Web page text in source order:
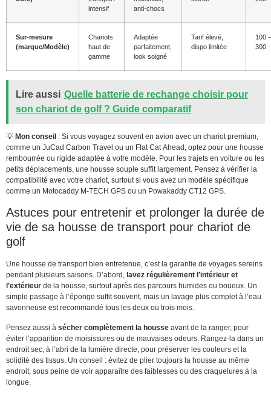
intensif
anti-chocs
Sur-mesure
(marque/Modèle)
Chariots
haut de
gamme
Adaptée
parfaitement,
look soigné
Tarif élevé,
dispo limitée
100 –
300
Lire aussi Quelle batterie de rechange choisir pour
son chariot de golf ? Guide comparatif
💡 Mon conseil : Si vous voyagez souvent en avion avec un chariot premium,
comme un JuCad Carbon Travel ou un Flat Cat Ahead, optez pour une housse
rembourrée ou rigide adaptée à votre modèle. Pour les trajets en voiture ou les
petits déplacements, une housse souple suffit largement. Pensez à vérifier la
compatibilité avec votre chariot, surtout si vous avez un modèle spécifique
comme un Motocaddy M-TECH GPS ou un Powakaddy CT12 GPS.
Astuces pour entretenir et prolonger la durée de
vie de sa housse de transport pour chariot de
golf
Une housse de transport bien entretenue, c’est la garantie de voyages sereins
pendant plusieurs saisons. D’abord, lavez régulièrement l’intérieur et
l’extérieur de la housse, surtout après des parcours humides ou boueux. Un
simple passage à l’éponge suffit souvent, mais un lavage plus complet à l’eau
savonneuse est recommandé tous les deux ou trois mois.
Pensez aussi à sécher complètement la housse avant de la ranger, pour
éviter l’apparition de moisissures ou de mauvaises odeurs. Rangez-la dans un
endroit sec, à l’abri de la lumière directe, pour préserver les couleurs et la
solidité des tissus. Un conseil : évitez de plier toujours la housse au même
endroit, sous peine de voir apparaître des faiblesses ou des craquelures à la
longue.